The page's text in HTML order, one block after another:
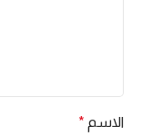
الاسم *